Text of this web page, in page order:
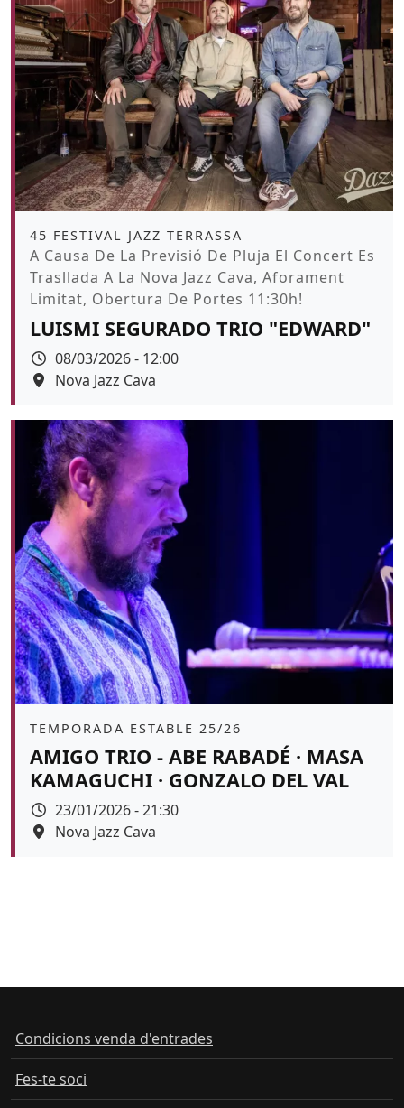
Àmbit
45 FESTIVAL JAZZ TERRASSA
Promoció
A Causa De La Previsió De Pluja El Concert Es
Trasllada A La Nova Jazz Cava, Aforament
Limitat, Obertura De Portes 11:30h!
LUISMI SEGURADO TRIO "EDWARD"
Data
08/03/2026 - 12:00
Espai
Nova Jazz Cava
Àmbit
TEMPORADA ESTABLE 25/26
AMIGO TRIO - ABE RABADÉ · MASA
KAMAGUCHI · GONZALO DEL VAL
Data
23/01/2026 - 21:30
Espai
Nova Jazz Cava
Condicions venda d'entrades
Fes-te soci